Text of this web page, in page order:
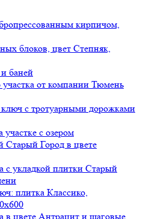
кирпичом,
блоков, цвет Степняк,
баней
участка от компании Тюмень
ключ с тротуарными дорожками
с озером
Старый Город в цвете
с укладкой плитки Старый
плитка Классико,
в цвете Антрацит и шаговые